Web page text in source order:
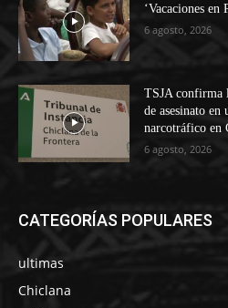
‘Vacaciones en
6 agosto, 2026
TSJA confirma
de asesinato en
narcotráfico en
6 agosto, 2026
CATEGORÍAS POPULARES
ultimas
Chiclana